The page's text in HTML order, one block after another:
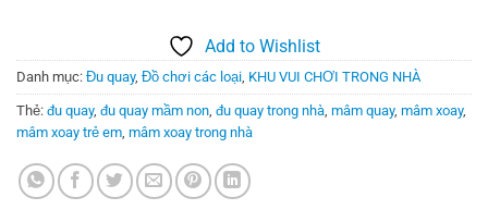
Add to Wishlist
Danh mục: Đu quay, Đồ chơi các loại, KHU VUI CHƠI TRONG NHÀ
Thẻ: đu quay, đu quay mầm non, đu quay trong nhà, mâm quay, mâm xoay,
mâm xoay trẻ em, mâm xoay trong nhà